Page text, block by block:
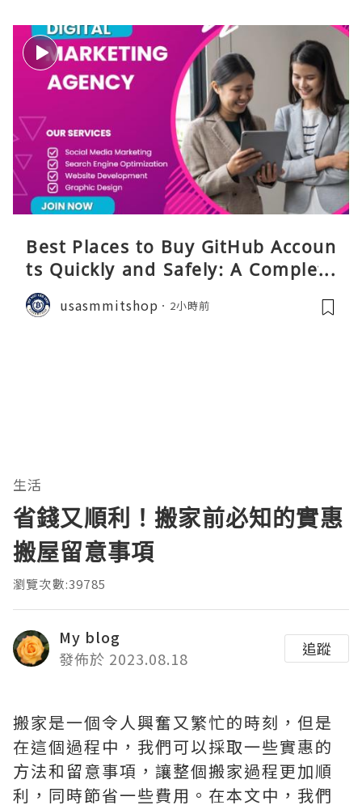
Best Places to Buy GitHub Accoun
ts Quickly and Safely: A Complete
Guide
usasmmitshop 2小時前
生活
省錢又順利！搬家前必知的實惠
搬屋留意事項
瀏覽次數:39785
My blog
發佈於 2023.08.18
追蹤
搬家是一個令人興奮又繁忙的時刻，但是
在這個過程中，我們可以採取一些實惠的
方法和留意事項，讓整個搬家過程更加順
利，同時節省一些費用。在本文中，我們